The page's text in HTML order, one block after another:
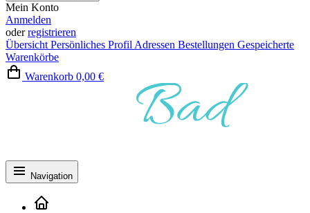
Mein Konto
Anmelden
oderregistrieren
Übersicht Persönliches Profil Adressen Bestellungen Gespeicherte
Warenkörbe
Warenkorb 0,00 €
Navigation